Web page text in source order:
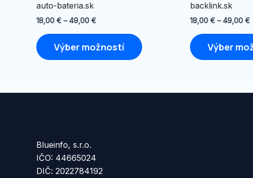
auto-bateria.sk
18,00 € – 49,00 €
Výber možností
produktu.
backlink.sk
18,00 € – 49,00 €
Výber
Blueinfo, s.r.o.
IČO: 44665024
DIČ: 2022784192